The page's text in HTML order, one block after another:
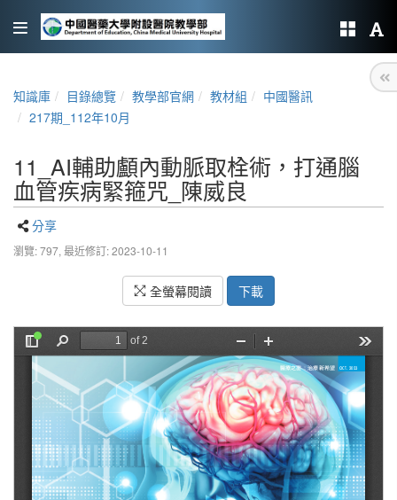
知識庫 目錄總覽 教學部官網 教材組
中國醫訊
217期_112年10月
11_AI輔助顱內動脈取栓術，打通腦
血管疾病緊箍咒_陳威良
分享
瀏覽: 797, 最近修訂: 2023-10-11
全螢幕閱讀 下載